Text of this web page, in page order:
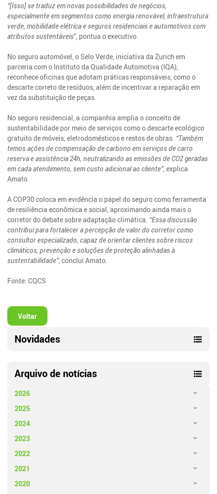
“[Isso] se traduz em novas possibilidades de negócios,
especialmente em segmentos como energia renovável, infraestrutura
verde, mobilidade elétrica e seguros residenciais e automotivos com
atributos sustentáveis”, pontua o executivo.
No seguro automóvel, o Selo Verde, iniciativa da Zurich em
parceria com o Instituto da Qualidade Automotiva (IQA),
reconhece oficinas que adotam práticas responsáveis, como o
descarte correto de resíduos, além de incentivar a reparação em
vez da substituição de peças.
No seguro residencial, a companhia amplia o conceito de
sustentabilidade por meio de serviços como o descarte ecológico
gratuito de móveis, eletrodomésticos e restos de obras. “Também
temos ações de compensação de carbono em serviços de carro
reserva e assistência 24h, neutralizando as emissões de CO2 geradas
em cada atendimento, sem custo adicional ao cliente”, explica
Amato.
A COP30 coloca em evidência o papel do seguro como ferramenta
de resiliência econômica e social, aproximando ainda mais o
corretor do debate sobre adaptação climática. “Essa discussão
contribui para fortalecer a percepção de valor do corretor como
consultor especializado, capaz de orientar clientes sobre riscos
climáticos, prevenção e soluções de proteção alinhadas à
sustentabilidade”, conclui Amato.
Fonte: CQCS
Voltar
Novidades
Arquivo de notícias
2026
2025
2024
2023
2022
2021
2020